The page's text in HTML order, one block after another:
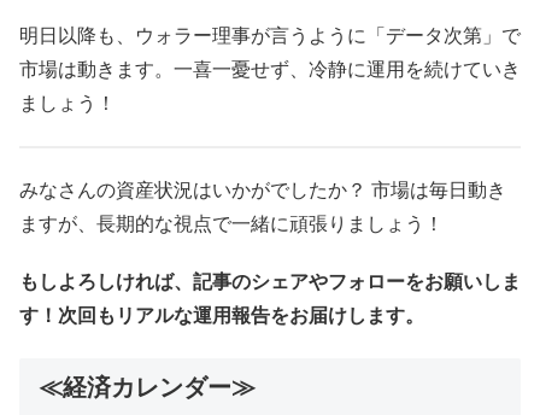
明日以降も、ウォラー理事が言うように「データ次第」で
市場は動きます。一喜一憂せず、冷静に運用を続けていき
ましょう！
みなさんの資産状況はいかがでしたか？ 市場は毎日動き
ますが、長期的な視点で一緒に頑張りましょう！
もしよろしければ、記事のシェアやフォローをお願いしま
す！次回もリアルな運用報告をお届けします。
≪経済カレンダー≫